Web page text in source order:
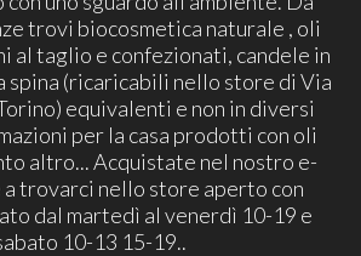
trovi biocosmetica naturale , oli
al taglio e confezionati, candele in
spina (ricaricabili nello store di Via
equivalenti e non in diversi
per la casa prodotti con oli
altro... Acquistate nel nostro e-
a trovarci nello store aperto con
dal martedì al venerdì 10-19 e
10-13 15-19..